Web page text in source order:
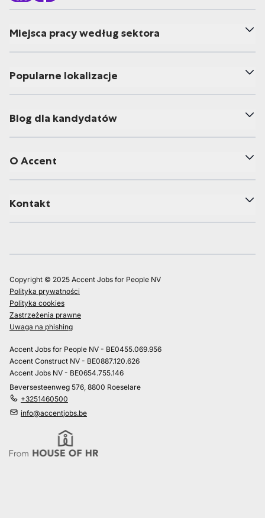
Miejsca pracy według sektora
Popularne lokalizacje
Blog dla kandydatów
O Accent
Kontakt
Copyright © 2025 Accent Jobs for People NV
Polityka prywatności
Polityka cookies
Zastrzeżenia prawne
Uwaga na phishing
Accent Jobs for People NV - BE0455.069.956
Accent Construct NV - BE0887.120.626
Accent Jobs NV - BE0654.755.146
Beversesteenweg 576, 8800 Roeselare
+3251460500
info@accentjobs.be